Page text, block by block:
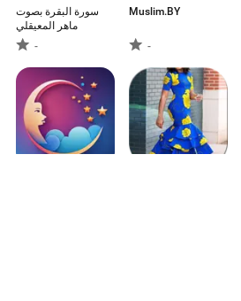
سورة البقرة بصوت
ماهر المعيقلي
-
Muslim.BY
-